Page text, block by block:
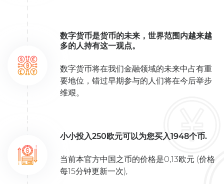
数字货币是货币的未来，世界范围内越来越
多的人持有这一观点。
数字货币将在我们金融领域的未来中占有重
要地位，错过早期参与的人们将在今后举步
维艰。
小小投入250欧元可以为您买入1948个币.
当前本官方中国之币的价格是0,13欧元 (价格
每15分钟更新一次),